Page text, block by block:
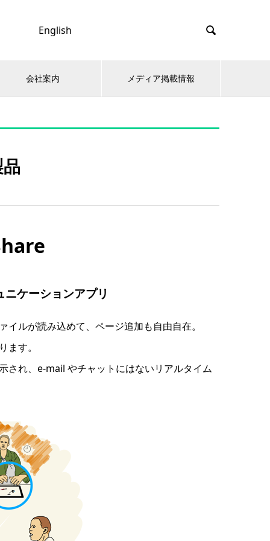
English 
会社案内 メディア掲載情報
ケーションアプリ
ルが読み込めて、ページ追加も自由自在。
す。
され、e-mail やチャットにはないリアルタイム